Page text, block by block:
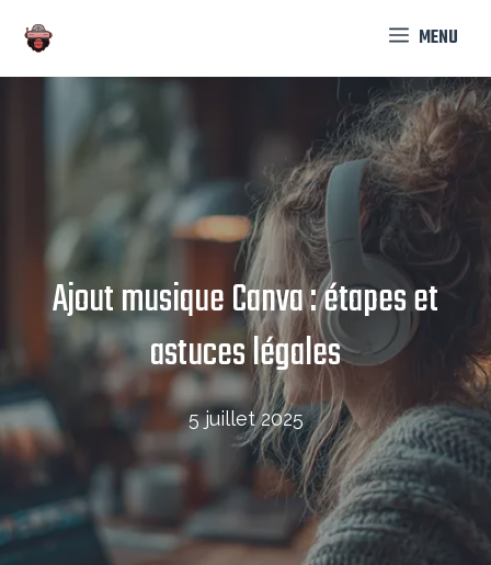
contenu
MENU
Ajout musique Canva : étapes et
astuces légales
5 juillet 2025